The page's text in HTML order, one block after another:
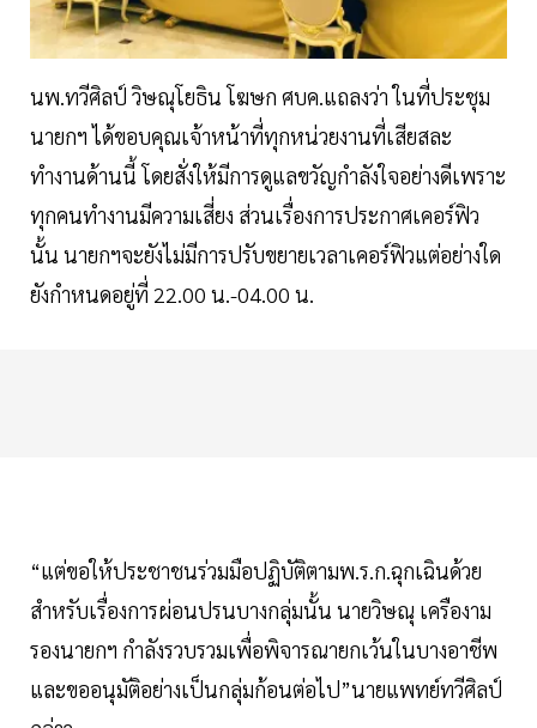
นพ.ทวีศิลป์ วิษณุโยธิน โฆษก ศบค.แถลงว่า ในที่ประชุม
นายกฯ ได้ขอบคุณเจ้าหน้าที่ทุกหน่วยงานที่เสียสละ
ทำงานด้านนี้ โดยสั่งให้มีการดูแลขวัญกำลังใจอย่างดีเพราะ
ทุกคนทำงานมีความเสี่ยง ส่วนเรื่องการประกาศเคอร์ฟิว
นั้น นายกฯจะยังไม่มีการปรับขยายเวลาเคอร์ฟิวแต่อย่างใด
ยังกำหนดอยู่ที่ 22.00 น.-04.00 น.
“แต่ขอให้ประชาชนร่วมมือปฏิบัติตามพ.ร.ก.ฉุกเฉินด้วย
สำหรับเรื่องการผ่อนปรนบางกลุ่มนั้น นายวิษณุ เครืองาม
รองนายกฯ กำลังรวบรวมเพื่อพิจารณายกเว้นในบางอาชีพ
และขออนุมัติอย่างเป็นกลุ่มก้อนต่อไป”นายแพทย์ทวีศิลป์